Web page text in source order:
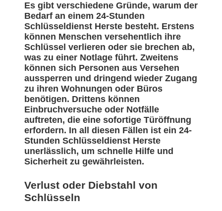
Es gibt verschiedene Gründe, warum der
Bedarf an einem 24-Stunden
Schlüsseldienst Herste besteht. Erstens
können Menschen versehentlich ihre
Schlüssel verlieren oder sie brechen ab,
was zu einer Notlage führt. Zweitens
können sich Personen aus Versehen
aussperren und dringend wieder Zugang
zu ihren Wohnungen oder Büros
benötigen. Drittens können
Einbruchversuche oder Notfälle
auftreten, die eine sofortige Türöffnung
erfordern. In all diesen Fällen ist ein 24-
Stunden Schlüsseldienst Herste
unerlässlich, um schnelle Hilfe und
Sicherheit zu gewährleisten.
Verlust oder Diebstahl von
Schlüsseln